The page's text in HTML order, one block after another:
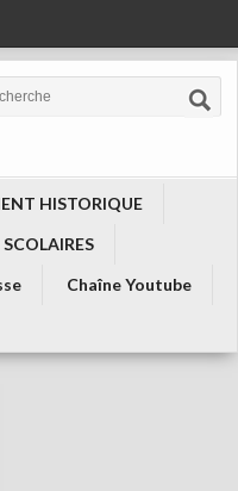
HISTORIQUE
Chaîne Youtube